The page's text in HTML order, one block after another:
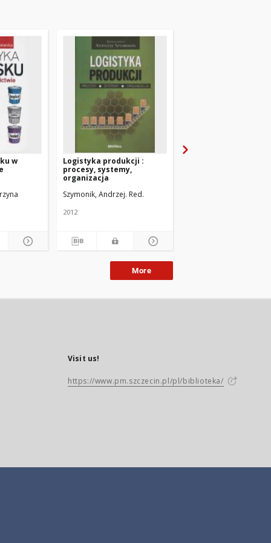
w
Logistyka produkcji :
procesy, systemy,
organizacja
Szymonik, Andrzej. Red.
2012
More
Visit us!
https://www.pm.szczecin.pl/pl/biblioteka/